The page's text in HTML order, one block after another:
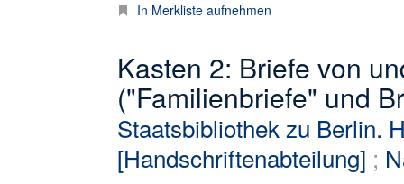
In Merkliste aufnehmen
Kasten 2: Briefe von
("Familienbriefe" und
Staatsbibliothek zu Berlin.
[Handschriftenabteilung] ;